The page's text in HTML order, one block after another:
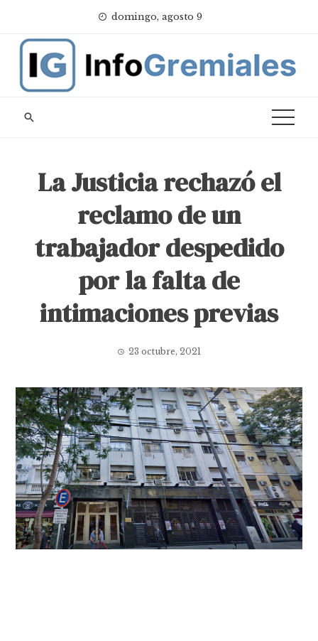
content
domingo, agosto 9
La Justicia rechazó el
reclamo de un
trabajador despedido
por la falta de
intimaciones previas
23 octubre, 2021